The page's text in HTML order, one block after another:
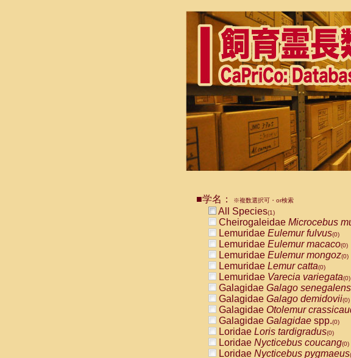
■学名： ※複数選択可・or検索
All Species(1)
Cheirogaleidae Microcebus
Lemuridae Eulemur fulvus(0)
Lemuridae Eulemur macaco(0)
Lemuridae Eulemur mongoz(0)
Lemuridae Lemur catta(0)
Lemuridae Varecia variegata(0)
Galagidae Galago
Galagidae Galago demidovii(0)
Galagidae Otolemur
Galagidae Galagidae spp.(0)
Loridae Loris tardigradus(0)
Loridae Nycticebus coucang(0)
Loridae Nycticebus pygmaeus